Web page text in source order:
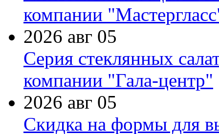
компании
2026 авг 05
Серия стеклянных
компании "Гала-центр"
2026 авг 05
Скидка на формы для